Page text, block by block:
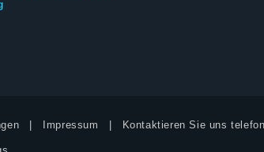
Impressum Kontaktieren Sie uns